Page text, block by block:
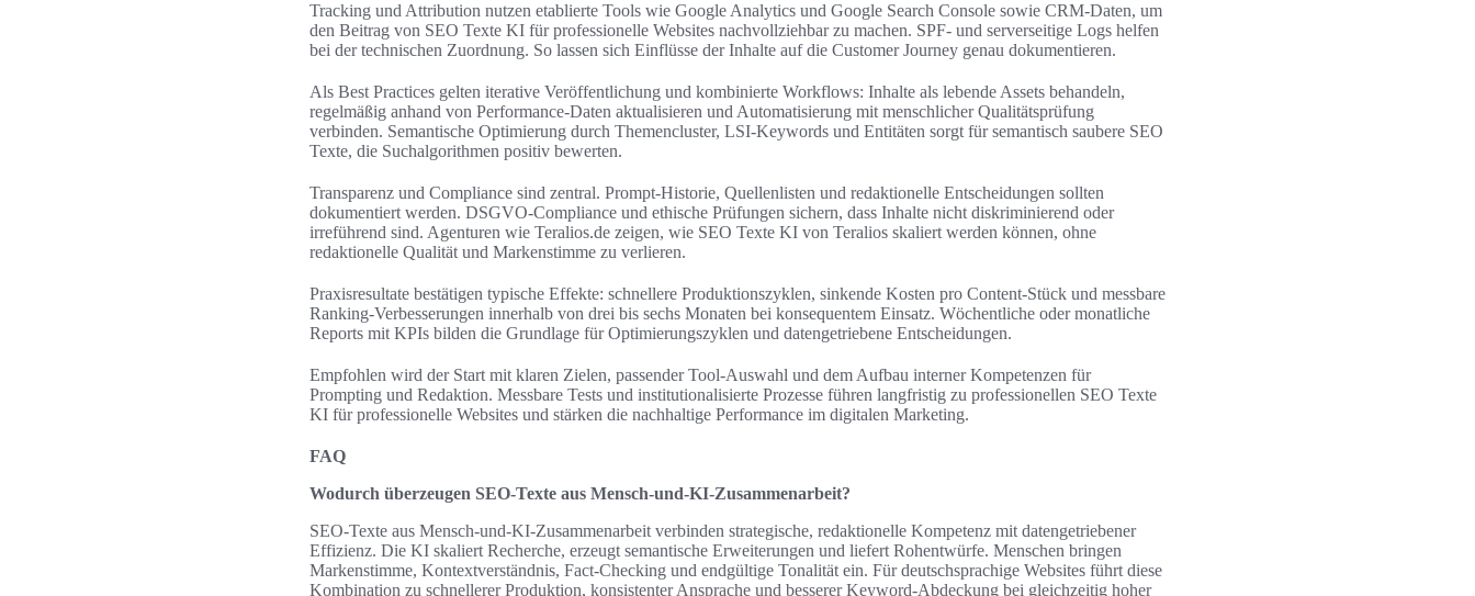
Tracking und Attribution nutzen etablierte Tools wie Google Analytics und Google Search Console sowie CRM-Daten, um
den Beitrag von SEO Texte KI für professionelle Websites nachvollziehbar zu machen. SPF- und serverseitige Logs helfen
bei der technischen Zuordnung. So lassen sich Einflüsse der Inhalte auf die Customer Journey genau dokumentieren.
Als Best Practices gelten iterative Veröffentlichung und kombinierte Workflows: Inhalte als lebende Assets behandeln,
regelmäßig anhand von Performance-Daten aktualisieren und Automatisierung mit menschlicher Qualitätsprüfung
verbinden. Semantische Optimierung durch Themencluster, LSI-Keywords und Entitäten sorgt für semantisch saubere SEO
Texte, die Suchalgorithmen positiv bewerten.
Transparenz und Compliance sind zentral. Prompt-Historie, Quellenlisten und redaktionelle Entscheidungen sollten
dokumentiert werden. DSGVO-Compliance und ethische Prüfungen sichern, dass Inhalte nicht diskriminierend oder
irreführend sind. Agenturen wie Teralios.de zeigen, wie SEO Texte KI von Teralios skaliert werden können, ohne
redaktionelle Qualität und Markenstimme zu verlieren.
Praxisresultate bestätigen typische Effekte: schnellere Produktionszyklen, sinkende Kosten pro Content-Stück und messbare
Ranking-Verbesserungen innerhalb von drei bis sechs Monaten bei konsequentem Einsatz. Wöchentliche oder monatliche
Reports mit KPIs bilden die Grundlage für Optimierungszyklen und datengetriebene Entscheidungen.
Empfohlen wird der Start mit klaren Zielen, passender Tool-Auswahl und dem Aufbau interner Kompetenzen für
Prompting und Redaktion. Messbare Tests und institutionalisierte Prozesse führen langfristig zu professionellen SEO Texte
KI für professionelle Websites und stärken die nachhaltige Performance im digitalen Marketing.
FAQ
Wodurch überzeugen SEO-Texte aus Mensch-und-KI-Zusammenarbeit?
SEO‑Texte aus Mensch‑und‑KI‑Zusammenarbeit verbinden strategische, redaktionelle Kompetenz mit datengetriebener
Effizienz. Die KI skaliert Recherche, erzeugt semantische Erweiterungen und liefert Rohentwürfe. Menschen bringen
Markenstimme, Kontextverständnis, Fact‑Checking und endgültige Tonalität ein. Für deutschsprachige Websites führt diese
Kombination zu schnellerer Produktion, konsistenter Ansprache und besserer Keyword‑Abdeckung bei gleichzeitig hoher